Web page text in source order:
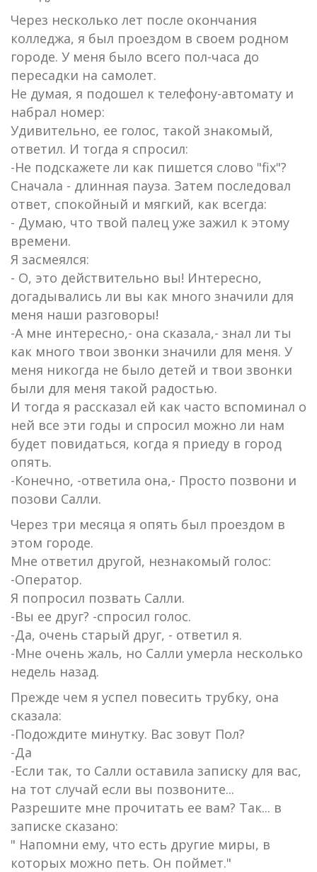
Через несколько лет после окончания
колледжа, я был проездом в своем родном
городе. У меня было всего пол-часа до
пересадки на самолет.
Не думая, я подошел к телефону-автомату и
набрал номер:
Удивительно, ее голос, такой знакомый,
ответил. И тогда я спросил:
-Не подскажете ли как пишется слово "fix"?
Сначала - длинная пауза. Затем последовал
ответ, спокойный и мягкий, как всегда:
- Думаю, что твой палец уже зажил к этому
времени.
Я засмеялся:
- О, это действительно вы! Интересно,
догадывались ли вы как много значили для
меня наши разговоры!
-А мне интересно,- она сказала,- знал ли ты
как много твои звонки значили для меня. У
меня никогда не было детей и твои звонки
были для меня такой радостью.
И тогда я рассказал ей как часто вспоминал о
ней все эти годы и спросил можно ли нам
будет повидаться, когда я приеду в город
опять.
-Конечно, -ответила она,- Просто позвони и
позови Салли.
Через три месяца я опять был проездом в
этом городе.
Мне ответил другой, незнакомый голос:
-Оператор.
Я попросил позвать Салли.
-Вы ее друг? -спросил голос.
-Да, очень старый друг, - ответил я.
-Мне очень жаль, но Салли умерла несколько
недель назад.
Прежде чем я успел повесить трубку, она
сказала:
-Подождите минутку. Вас зовут Пол?
-Да
-Если так, то Салли оставила записку для вас,
на тот случай если вы позвоните...
Разрешите мне прочитать ее вам? Так... в
записке сказано:
" Напомни ему, что есть другие миры, в
которых можно петь. Он поймет."